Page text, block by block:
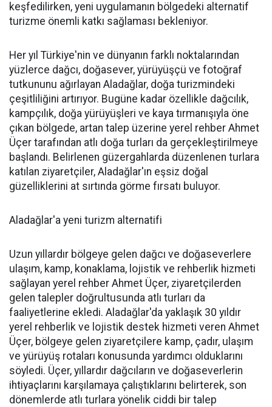
keşfedilirken, yeni uygulamanın bölgedeki alternatif
turizme önemli katkı sağlaması bekleniyor.
Her yıl Türkiye'nin ve dünyanın farklı noktalarından
yüzlerce dağcı, doğasever, yürüyüşçü ve fotoğraf
tutkununu ağırlayan Aladağlar, doğa turizmindeki
çeşitliliğini artırıyor. Bugüne kadar özellikle dağcılık,
kampçılık, doğa yürüyüşleri ve kaya tırmanışıyla öne
çıkan bölgede, artan talep üzerine yerel rehber Ahmet
Üçer tarafından atlı doğa turları da gerçekleştirilmeye
başlandı. Belirlenen güzergahlarda düzenlenen turlara
katılan ziyaretçiler, Aladağlar'ın eşsiz doğal
güzelliklerini at sırtında görme fırsatı buluyor.
Aladağlar'a yeni turizm alternatifi
Uzun yıllardır bölgeye gelen dağcı ve doğaseverlere
ulaşım, kamp, konaklama, lojistik ve rehberlik hizmeti
sağlayan yerel rehber Ahmet Üçer, ziyaretçilerden
gelen talepler doğrultusunda atlı turları da
faaliyetlerine ekledi. Aladağlar'da yaklaşık 30 yıldır
yerel rehberlik ve lojistik destek hizmeti veren Ahmet
Üçer, bölgeye gelen ziyaretçilere kamp, çadır, ulaşım
ve yürüyüş rotaları konusunda yardımcı olduklarını
söyledi. Üçer, yıllardır dağcıların ve doğaseverlerin
ihtiyaçlarını karşılamaya çalıştıklarını belirterek, son
dönemlerde atlı turlara yönelik ciddi bir talep